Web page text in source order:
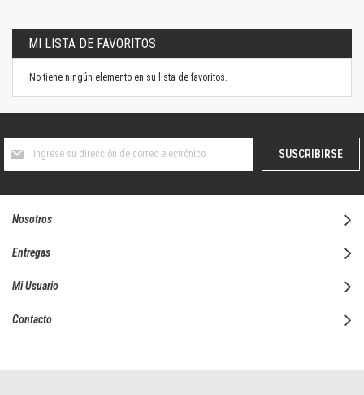
MI LISTA DE FAVORITOS
No tiene ningún elemento en su lista de favoritos.
boletín
SUSCRIBIRSE
Nosotros
Entregas
Mi Usuario
Contacto